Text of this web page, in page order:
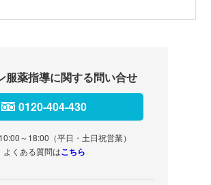
服薬指導に関する問い合せ
0120-404-430
～18:00（平日・土日祝営業）
よくある質問はこちら